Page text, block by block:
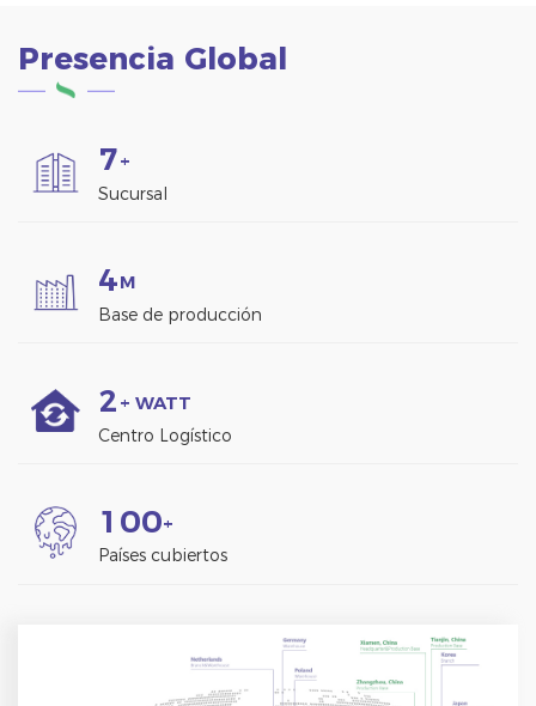
Presencia Global
7+
Sucursal
4M
Base de producción
2 + WATT
Centro Logístico
1 00+
Países cubiertos